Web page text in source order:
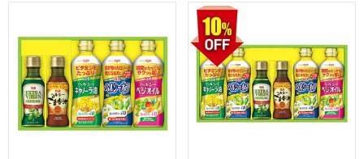
日清オイリオ オリーブオイル＆バラエティオイルギフト【
日清オイリオ オリーブオイ